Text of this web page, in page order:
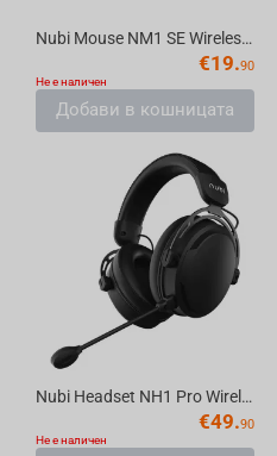
Nubi Mouse NM1 SE Wireless, White
€19.90
Не е наличен
Добави в кошницата
Nubi Headset NH1 Pro Wireless, Black
€49.90
Не е наличен